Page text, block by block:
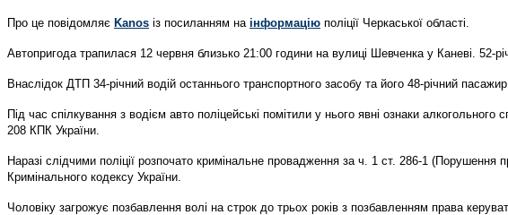
Про це повідомляє Kanos із посиланням на інформацію поліції Черкаської області.
Автопригода трапилася 12 червня близько 21:00 години на вулиці Шевченка у Каневі. 52-
Внаслідок ДТП 34-річний водій останнього транспортного засобу та його 48-річний
Під час спілкування з водієм авто поліцейські помітили у нього явні ознаки
208 КПК України.
Наразі слідчими поліції розпочато кримінальне провадження за ч. 1 ст. 286-1
Кримінального кодексу України.
Чоловіку загрожує позбавлення волі на строк до трьох років з позбавленням права